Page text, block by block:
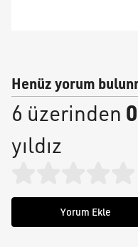
Henüz yorum
6 üzerinden
yıldız
Yorum Ekle